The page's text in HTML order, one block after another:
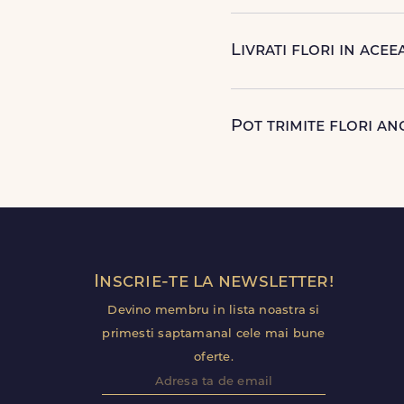
Livrati flori in
Pot trimite flori
Inscrie-te la newsletter!
Devino membru in lista noastra si
primesti saptamanal cele mai bune
oferte.